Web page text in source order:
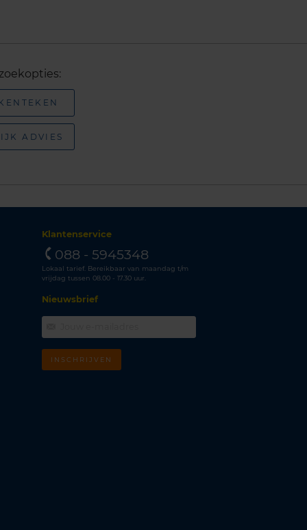
ADVIES
Klantenservice
088 - 5945348
Lokaal tarief. Bereikbaar van maandag t/m
vrijdag tussen 08.00 - 17.30 uur.
Nieuwsbrief
INSCHRIJVEN